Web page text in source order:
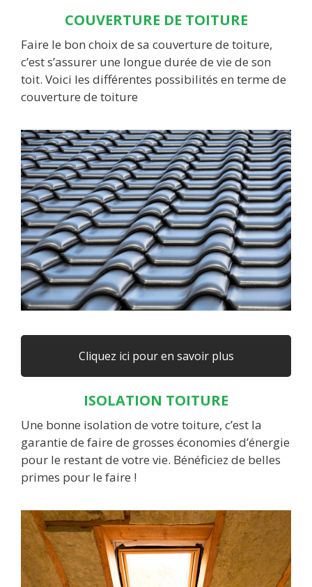
COUVERTURE DE TOITURE
Faire le bon choix de sa couverture de toiture,
c’est s’assurer une longue durée de vie de son
toit. Voici les différentes possibilités en terme de
couverture de toiture
Cliquez ici pour en savoir plus
ISOLATION TOITURE
Une bonne isolation de votre toiture, c’est la
garantie de faire de grosses économies d’énergie
pour le restant de votre vie. Bénéficiez de belles
primes pour le faire !